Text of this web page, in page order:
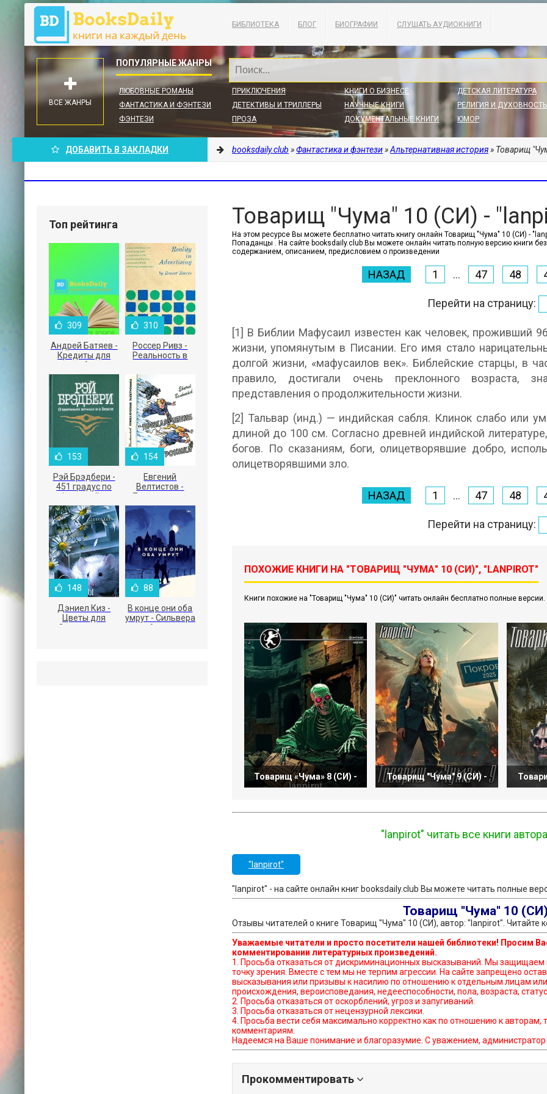
БИБЛИОТЕКА БЛОГ БИОГРАФИИ СЛУШАТЬ АУДИОКНИГИ
ЛЮБОВНЫЕ РОМАНЫ
ФАНТАСТИКА И ФЭНТЕЗИ
ФЭНТЕЗИ
ПРИКЛЮЧЕНИЯ
ДЕТЕКТИВЫ И ТРИЛЛЕРЫ
ПРОЗА
КНИГИ О БИЗНЕСЕ
НАУЧНЫЕ КНИГИ
ДОКУМЕНТАЛЬНЫЕ КНИГИ
ДЕТСКАЯ ЛИТЕРАТУРА
РЕЛИГИЯ И ДУХОВНОСТЬ
ЮМОР
ВСЕ ЖАНРЫ
ДОБАВИТЬ В ЗАКЛАДКИ booksdaily.club »Фантастика и фэнтези»Альтернативная история» Товарищ
Товарищ "Чума" 10 (СИ) -
На этом ресурсе Вы можете бесплатно читать книгу онлайн Товарищ "Чума" 10 (СИ) -
Попаданцы . На сайте booksdaily.club Вы можете онлайн читать полную версию книги
содержанием, описанием, предисловием о произведении
НАЗАД 1 ... 47 48
Перейти на страницу:
[1] В Библии Мафусаил известен как человек, проживший
жизни, упомянутым в Писании. Его имя стало
долгой жизни, «мафусаилов век». Библейские старцы, в
правило, достигали очень преклонного возраста,
представления о продолжительности жизни.
[2] Тальвар (инд.) — индийская сабля. Клинок слабо или
длиной до 100 см. Согласно древней индийской
богов. По сказаниям, боги, олицетворявшие добро,
олицетворявшими зло.
НАЗАД 1 ... 47 48
Перейти на страницу:
ПОХОЖИЕ КНИГИ НА "ТОВАРИЩ "ЧУМА" 10 (СИ)", "LANPIROT"
Книги похожие на "Товарищ "Чума" 10 (СИ)" читать онлайн бесплатно полные версии.
Товарищ «Чума» 8 (СИ) - Товарищ "Чума" 9 (СИ) -
"lanpirot" читать все книги
"lanpirot"
"lanpirot" - на сайте онлайн книг booksdaily.club Вы можете читать полные
Товарищ "Чума" 10
Отзывы читателей о книге Товарищ "Чума" 10 (СИ), автор: "lanpirot". Читайте
Уважаемые читатели и просто посетители нашей библиотеки! Просим
комментировании литературных произведений.
1. Просьба отказаться от дискриминационных высказываний. Мы защищаем право наших читателей свободно выражать свою
точку зрения. Вместе с тем мы не терпим агрессии. На сайте запрещено
высказывания или призывы к насилию по отношению к отдельным лицам
происхождения, вероисповедания, недееспособности, пола, возраста,
2. Просьба отказаться от оскорблений, угроз и запугиваний.
3. Просьба отказаться от нецензурной лексики.
4. Просьба вести себя максимально корректно как по отношению к авторам,
комментариям.
Надеемся на Ваше понимание и благоразумие. С уважением, администратор
Прокомментировать
Топ рейтинга
309
Андрей Батяев -
Кредиты для
малого бизнеса
310
Россер Ривз -
Реальность в
153
Рэй Брэдбери -
451 градус по
Фаренгейту
154
Евгений
Велтистов -
Приключения
Электроника
148
Дэниел Киз -
Цветы для
Элджернона
88
В конце они оба
умрут - Сильвера
Адам